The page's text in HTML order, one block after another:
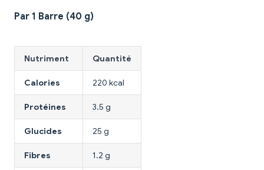
Par 1 Barre (40 g)
Nutriment Quantité
Calories 220 kcal
Protéines 3.5 g
Glucides 25 g
Fibres 1.2 g